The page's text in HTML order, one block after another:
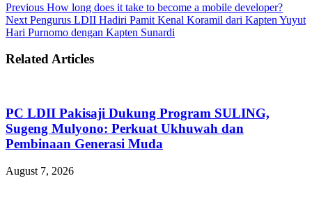
Previous How long does it take to become a mobile developer?
Next Pengurus LDII Hadiri Pamit Kenal Koramil dari Kapten Yuyut
Hari Purnomo dengan Kapten Sunardi
Related Articles
PC LDII Pakisaji Dukung Program SULING,
Sugeng Mulyono: Perkuat Ukhuwah dan
Pembinaan Generasi Muda
August 7, 2026